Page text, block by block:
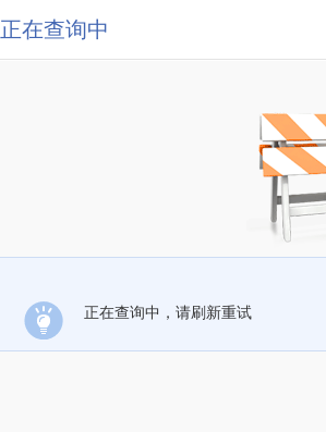
正在查询中
正在查询中，请刷新重试